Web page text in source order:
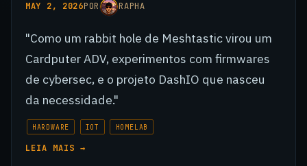
MAY 2, 2026POR RAPHA
"Como um rabbit hole de Meshtastic virou um
Cardputer ADV, experimentos com firmwares
de cybersec, e o projeto DashIO que nasceu
da necessidade."
HARDWARE IOT HOMELAB
LEIA MAIS →